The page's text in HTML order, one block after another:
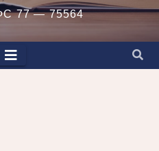
77 — 75564